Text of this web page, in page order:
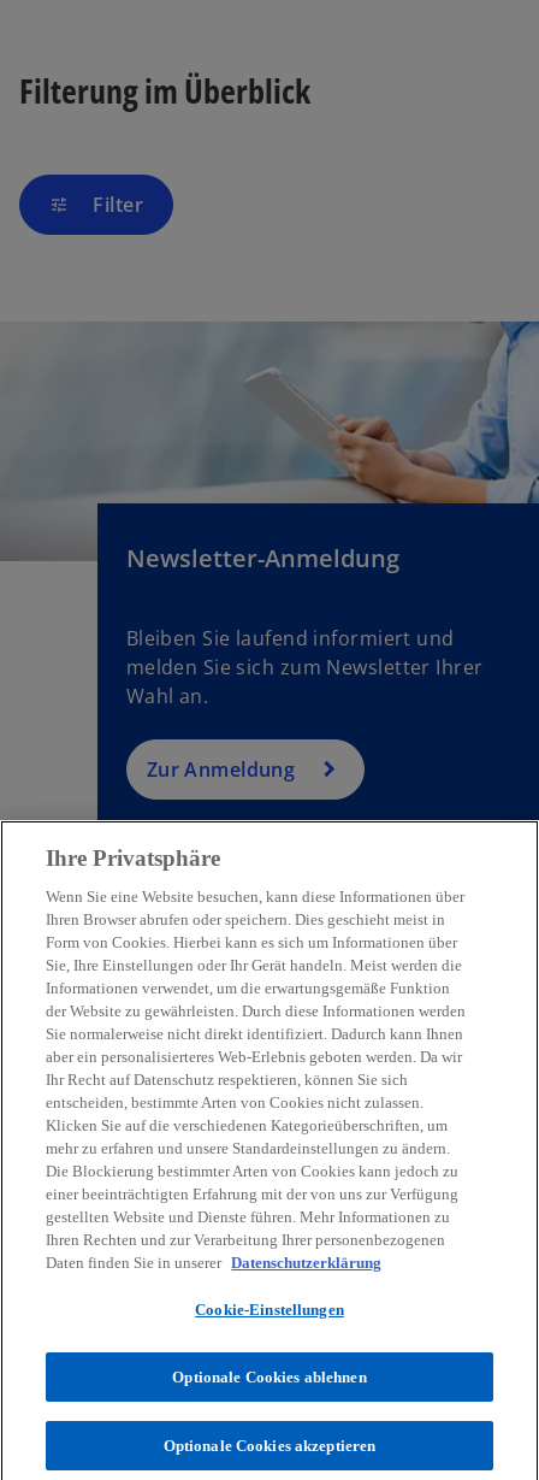
Filterung im Überblick
tune Filter
Newsletter-Anmeldung
Bleiben Sie laufend informiert und
melden Sie sich zum Newsletter Ihrer
Wahl an.
Zur Anmeldung
e
n
u
e
n
R
e
g
is
t
e
r
k
a
r
t
e
g
e
ö
ff
n
e
t
Kontakt
Aktuelles
Karriere
w
i
r
d
e
i
e
r
w
i
r
d
n
e
i
e
r
w
i
r
d
n
e
i
e
r
w
i
r
d
e
i
e
r
w
i
r
e
r
Rechtliche HinweiseDatenschutz BarrierefreiheitHilfeImpressum
Steuerberatungsgesellschaft, eine österreichische Gesellschaft mit
Organisation unabhängiger Mitgliedsfirmen, die KPMG International
Limited, einer private English company limited by guarantee,
Unternehmensstruktur besuchen Sie
https://kpmg.com/governance. w
Ihre Privatsphäre
Wenn Sie eine Website besuchen, kann diese Informationen über
Ihren Browser abrufen oder speichern. Dies geschieht meist in
Form von Cookies. Hierbei kann es sich um Informationen über
Sie, Ihre Einstellungen oder Ihr Gerät handeln. Meist werden die
Informationen verwendet, um die erwartungsgemäße Funktion
der Website zu gewährleisten. Durch diese Informationen werden
Sie normalerweise nicht direkt identifiziert. Dadurch kann Ihnen
aber ein personalisierteres Web-Erlebnis geboten werden. Da wir
Ihr Recht auf Datenschutz respektieren, können Sie sich
entscheiden, bestimmte Arten von Cookies nicht zulassen.
Klicken Sie auf die verschiedenen Kategorieüberschriften, um
mehr zu erfahren und unsere Standardeinstellungen zu ändern.
Die Blockierung bestimmter Arten von Cookies kann jedoch zu
einer beeinträchtigten Erfahrung mit der von uns zur Verfügung
gestellten Website und Dienste führen. Mehr Informationen zu
Ihren Rechten und zur Verarbeitung Ihrer personenbezogenen
Daten finden Sie in unserer Datenschutzerklärung
Cookie-Einstellungen
Optionale Cookies ablehnen
Optionale Cookies akzeptieren